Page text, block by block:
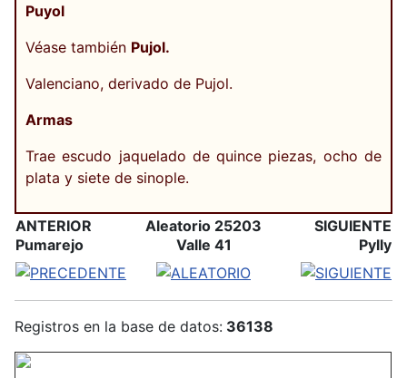
Puyol
Véase también Pujol.
Valenciano, derivado de Pujol.
Armas
Trae escudo jaquelado de quince piezas, ocho de
plata y siete de sinople.
ANTERIOR
Pumarejo
Aleatorio 25203
Valle 41
SIGUIENTE
Pylly
Registros en la base de datos: 36138